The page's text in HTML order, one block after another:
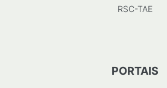
RSC-TAE
PORTAIS